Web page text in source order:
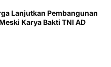
Lanjutkan Pembangunan
Karya Bakti TNI AD